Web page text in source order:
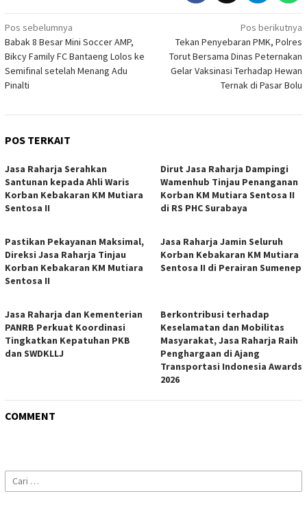
Navigasi
pos
Pos sebelumnya
Babak 8 Besar Mini Soccer AMP,
Bikcy Family FC Bantaeng Lolos ke
Semifinal setelah Menang Adu
Pinalti
Pos berikutnya
Tekan Penyebaran PMK, Polres
Torut Bersama Dinas Peternakan
Gelar Vaksinasi Terhadap Hewan
Ternak di Pasar Bolu
POS TERKAIT
Jasa Raharja Serahkan
Santunan kepada Ahli Waris
Korban Kebakaran KM Mutiara
Sentosa II
Dirut Jasa Raharja Dampingi
Wamenhub Tinjau Penanganan
Korban KM Mutiara Sentosa II
di RS PHC Surabaya
Pastikan Pekayanan Maksimal,
Direksi Jasa Raharja Tinjau
Korban Kebakaran KM Mutiara
Sentosa II
Jasa Raharja Jamin Seluruh
Korban Kebakaran KM Mutiara
Sentosa II di Perairan Sumenep
Jasa Raharja dan Kementerian
PANRB Perkuat Koordinasi
Tingkatkan Kepatuhan PKB
dan SWDKLLJ
Berkontribusi terhadap
Keselamatan dan Mobilitas
Masyarakat, Jasa Raharja Raih
Penghargaan di Ajang
Transportasi Indonesia Awards
2026
COMMENT
Cari
untuk: